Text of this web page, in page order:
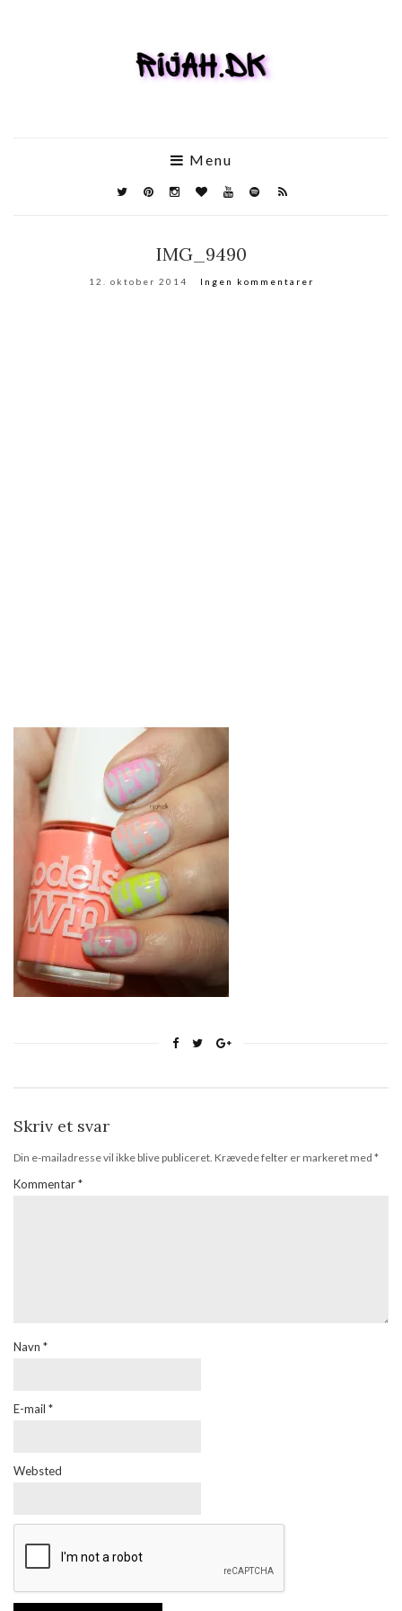
Menu
IMG_9490
12. oktober 2014 Ingen kommentarer
Skriv et svar
Din e-mailadresse vil ikke blive publiceret. Krævede felter er markeret med *
Kommentar*
Navn *
E-mail *
Websted